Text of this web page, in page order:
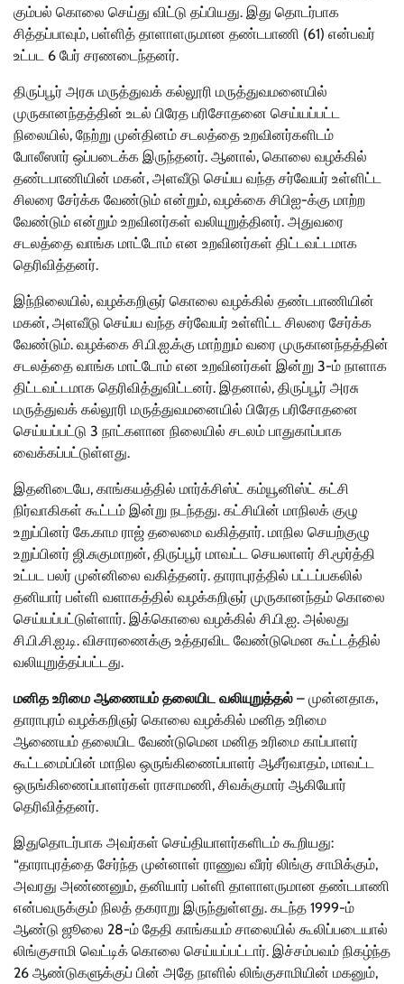
கும்பல் கொலை செய்து விட்டு தப்பியது. இது தொடர்பாக
சித்தப்பாவும், பள்ளித் தாளாளருமான தண்டபாணி (61) என்பவர்
உட்பட 6 பேர் சரணடைந்தனர்.
திருப்பூர் அரசு மருத்துவக் கல்லூரி மருத்துவமனையில்
முருகானந்தத்தின் உடல் பிரேத பரிசோதனை செய்யப்பட்ட
நிலையில், நேற்று முன்தினம் சடலத்தை உறவினர்களிடம்
போலீஸார் ஒப்படைக்க இருந்தனர். ஆனால், கொலை வழக்கில்
தண்டபாணியின் மகன், அளவீடு செய்ய வந்த சர்வேயர் உள்ளிட்ட
சிலரை சேர்க்க வேண்டும் என்றும், வழக்கை சிபிஐ-க்கு மாற்ற
வேண்டும் என்றும் உறவினர்கள் வலியுறுத்தினர். அதுவரை
சடலத்தை வாங்க மாட்டோம் என உறவினர்கள் திட்டவட்டமாக
தெரிவித்தனர்.
இந்நிலையில், வழக்கறிஞர் கொலை வழக்கில் தண்டபாணியின்
மகன், அளவீடு செய்ய வந்த சர்வேயர் உள்ளிட்ட சிலரை சேர்க்க
வேண்டும். வழக்கை சி.பி.ஐ.க்கு மாற்றும் வரை முருகானந்தத்தின்
சடலத்தை வாங்க மாட்டோம் என உறவினர்கள் இன்று 3-ம் நாளாக
திட்டவட்டமாக தெரிவித்துவிட்டனர். இதனால், திருப்பூர் அரசு
மருத்துவக் கல்லூரி மருத்துவமனையில் பிரேத பரிசோதனை
செய்யப்பட்டு 3 நாட்களான நிலையில் சடலம் பாதுகாப்பாக
வைக்கப்பட்டுள்ளது.
இதனிடையே, காங்கயத்தில் மார்க்சிஸ்ட் கம்யூனிஸ்ட் கட்சி
நிர்வாகிகள் கூட்டம் இன்று நடந்தது. கட்சியின் மாநிலக் குழு
உறுப்பினர் கே.காம ராஜ் தலைமை வகித்தார். மாநில செயற்குழு
உறுப்பினர் ஜி.சுகுமாறன், திருப்பூர் மாவட்ட செயலாளர் சி.மூர்த்தி
உட்பட பலர் முன்னிலை வகித்தனர். தாராபுரத்தில் பட்டப்பகலில்
தனியார் பள்ளி வளாகத்தில் வழக்கறிஞர் முருகானந்தம் கொலை
செய்யப்பட்டுள்ளார். இக்கொலை வழக்கில் சி.பி.ஐ. அல்லது
சி.பி.சி.ஐ.டி. விசாரணைக்கு உத்தரவிட வேண்டுமென கூட்டத்தில்
வலியுறுத்தப்பட்டது.
மனித உரிமை ஆணையம் தலையிட வலியுறுத்தல் – முன்னதாக,
தாராபுரம் வழக்கறிஞர் கொலை வழக்கில் மனித உரிமை
ஆணையம் தலையிட வேண்டுமென மனித உரிமை காப்பாளர்
கூட்டமைப்பின் மாநில ஒருங்கிணைப்பாளர் ஆசீர்வாதம், மாவட்ட
ஒருங்கிணைப்பாளர்கள் ராசாமணி, சிவக்குமார் ஆகியோர்
தெரிவித்தனர்.
இதுதொடர்பாக அவர்கள் செய்தியாளர்களிடம் கூறியது:
“தாராபுரத்தை சேர்ந்த முன்னாள் ராணுவ வீரர் லிங்கு சாமிக்கும்,
அவரது அண்ணனும், தனியார் பள்ளி தாளாளருமான தண்டபாணி
என்பவருக்கும் நிலத் தகராறு இருந்துள்ளது. கடந்த 1999-ம்
ஆண்டு ஜூலை 28-ம் தேதி காங்கயம் சாலையில் கூலிப்படையால்
லிங்குசாமி வெட்டிக் கொலை செய்யப்பட்டார். இச்சம்பவம் நிகழ்ந்த
26 ஆண்டுகளுக்குப் பின் அதே நாளில் லிங்குசாமியின் மகனும்,